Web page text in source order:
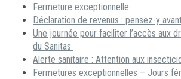
Fermeture exceptionnelle
Déclaration de revenus : pensez-y
Une journée pour faciliter l’accès aux
du Sanitas
Alerte sanitaire : Attention aux
Fermetures exceptionnelles – Jours